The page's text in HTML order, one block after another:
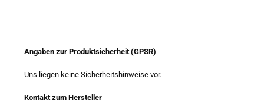
Angaben zur Produktsicherheit (GPSR)
Uns liegen keine Sicherheitshinweise vor.
Kontakt zum Hersteller